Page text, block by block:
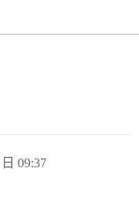
09:37